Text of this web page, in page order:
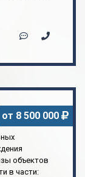
от 8 500 000
объектов
в части: